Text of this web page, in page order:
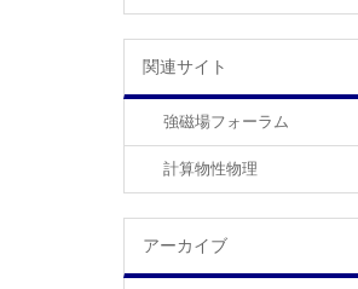
関連サイト
強磁場フォーラム
計算物性物理
アーカイブ